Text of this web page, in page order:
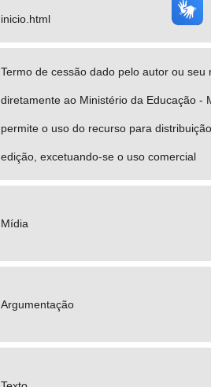
inicio.html
Termo de cessão dado pelo autor ou seu
diretamente ao Ministério da Educação -
permite o uso do recurso para
edição, excetuando-se o uso comercial
Mídia
Argumentação